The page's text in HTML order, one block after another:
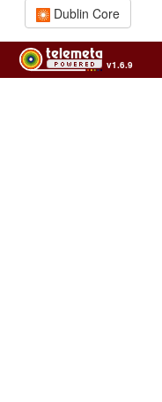
Dublin Core
v1.6.9